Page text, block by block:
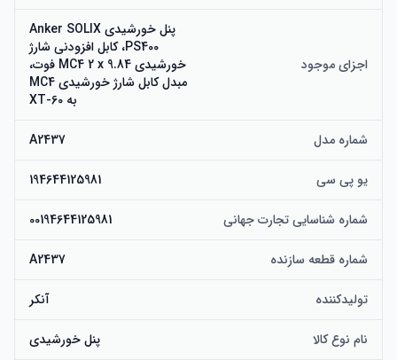
اجزای موجود
پنل خورشیدی Anker SOLIX
PS400، کابل افزودنی شارژ
خورشیدی MC4 2 x 9.84 فوت،
مبدل کابل شارژ خورشیدی MC4
به XT-60
شماره مدل A2437
یو پی سی 194644125981
شماره شناسایی تجارت جهانی 00194644125981
شماره قطعه سازنده A2437
تولیدکننده آنکر
نام نوع کالا پنل خورشیدی